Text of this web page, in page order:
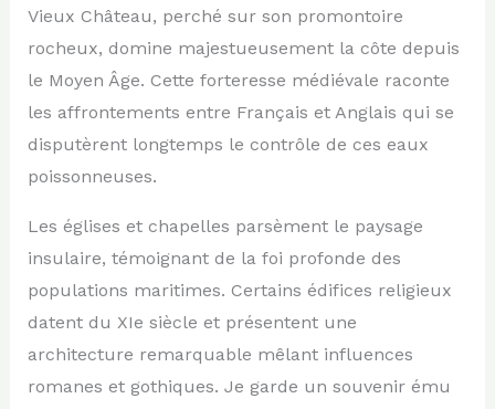
Vieux Château, perché sur son promontoire
rocheux, domine majestueusement la côte depuis
le Moyen Âge. Cette forteresse médiévale raconte
les affrontements entre Français et Anglais qui se
disputèrent longtemps le contrôle de ces eaux
poissonneuses.
Les églises et chapelles parsèment le paysage
insulaire, témoignant de la foi profonde des
populations maritimes. Certains édifices religieux
datent du XIe siècle et présentent une
architecture remarquable mêlant influences
romanes et gothiques. Je garde un souvenir ému